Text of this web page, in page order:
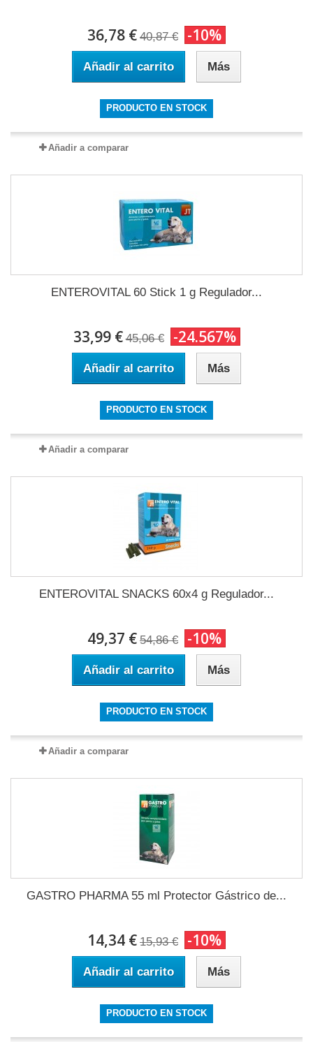
36,78 € 40,87 € -10%
Añadir al carrito Más
PRODUCTO EN STOCK
Añadir a comparar
ENTEROVITAL 60 Stick 1 g Regulador...
33,99 € 45,06 € -24.567%
Añadir al carrito Más
PRODUCTO EN STOCK
Añadir a comparar
ENTEROVITAL SNACKS 60x4 g Regulador...
49,37 € 54,86 € -10%
Añadir al carrito Más
PRODUCTO EN STOCK
Añadir a comparar
GASTRO PHARMA 55 ml Protector Gástrico de...
14,34 € 15,93 € -10%
Añadir al carrito Más
PRODUCTO EN STOCK